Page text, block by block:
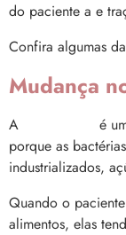
do paciente a e
Confira algumas
Mudança
A
é
porque as
industrializados,
Quando o
alimentos, elas